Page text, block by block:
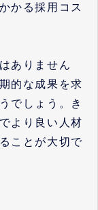
かる採用コス
ありません
的な成果を求
でしょう。き
より良い人材
ことが大切で